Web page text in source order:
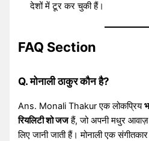
देशों में टूर कर चुकी हैं।
FAQ Section
Q. मोनाली ठाकुर कौन है?
Ans. Monali Thakur एक लोकप्रिय
रियलिटी शो जजहैं, जो अपनी मधुर
लिए जानी जाती हैं। मोनाली एक